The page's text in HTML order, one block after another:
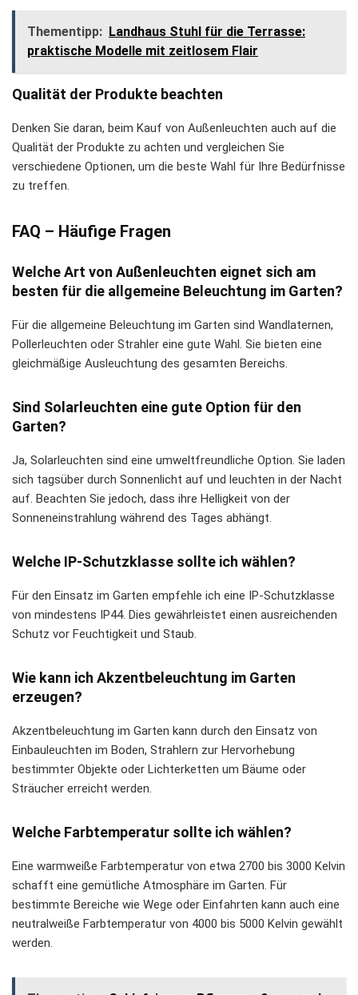
Thementipp: Landhaus Stuhl für die Terrasse:
praktische Modelle mit zeitlosem Flair
Qualität der Produkte beachten
Denken Sie daran, beim Kauf von Außenleuchten auch auf die
Qualität der Produkte zu achten und vergleichen Sie
verschiedene Optionen, um die beste Wahl für Ihre Bedürfnisse
zu treffen.
FAQ – Häufige Fragen
Welche Art von Außenleuchten eignet sich am
besten für die allgemeine Beleuchtung im Garten?
Für die allgemeine Beleuchtung im Garten sind Wandlaternen,
Pollerleuchten oder Strahler eine gute Wahl. Sie bieten eine
gleichmäßige Ausleuchtung des gesamten Bereichs.
Sind Solarleuchten eine gute Option für den
Garten?
Ja, Solarleuchten sind eine umweltfreundliche Option. Sie laden
sich tagsüber durch Sonnenlicht auf und leuchten in der Nacht
auf. Beachten Sie jedoch, dass ihre Helligkeit von der
Sonneneinstrahlung während des Tages abhängt.
Welche IP-Schutzklasse sollte ich wählen?
Für den Einsatz im Garten empfehle ich eine IP-Schutzklasse
von mindestens IP44. Dies gewährleistet einen ausreichenden
Schutz vor Feuchtigkeit und Staub.
Wie kann ich Akzentbeleuchtung im Garten
erzeugen?
Akzentbeleuchtung im Garten kann durch den Einsatz von
Einbauleuchten im Boden, Strahlern zur Hervorhebung
bestimmter Objekte oder Lichterketten um Bäume oder
Sträucher erreicht werden.
Welche Farbtemperatur sollte ich wählen?
Eine warmweiße Farbtemperatur von etwa 2700 bis 3000 Kelvin
schafft eine gemütliche Atmosphäre im Garten. Für
bestimmte Bereiche wie Wege oder Einfahrten kann auch eine
neutralweiße Farbtemperatur von 4000 bis 5000 Kelvin gewählt
werden.